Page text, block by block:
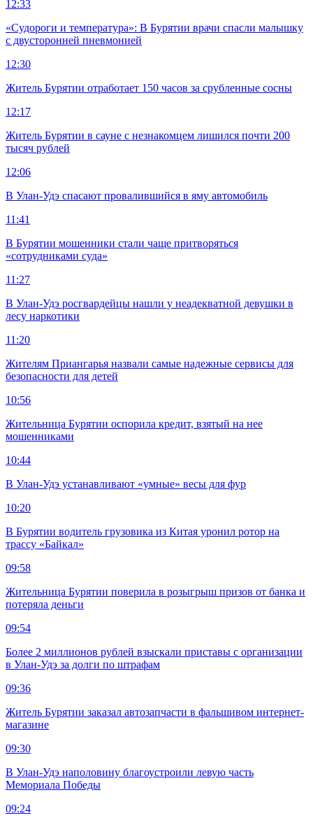
12:33
«Судороги и температура»: В Бурятии врачи спасли малышку
с двусторонней пневмонией
12:30
Житель Бурятии отработает 150 часов за срубленные сосны
12:17
Житель Бурятии в сауне с незнакомцем лишился почти 200
тысяч рублей
12:06
В Улан-Удэ спасают провалившийся в яму автомобиль
11:41
В Бурятии мошенники стали чаще притворяться
«сотрудниками суда»
11:27
В Улан-Удэ росгвардейцы нашли у неадекватной девушки в
лесу наркотики
11:20
Жителям Приангарья назвали самые надежные сервисы для
безопасности для детей
10:56
Жительница Бурятии оспорила кредит, взятый на нее
мошенниками
10:44
В Улан-Удэ устанавливают «умные» весы для фур
10:20
В Бурятии водитель грузовика из Китая уронил ротор на
трассу «Байкал»
09:58
Жительница Бурятии поверила в розыгрыш призов от банка и
потеряла деньги
09:54
Более 2 миллионов рублей взыскали приставы с организации
в Улан-Удэ за долги по штрафам
09:36
Житель Бурятии заказал автозапчасти в фальшивом интернет-
магазине
09:30
В Улан-Удэ наполовину благоустроили левую часть
Мемориала Победы
09:24